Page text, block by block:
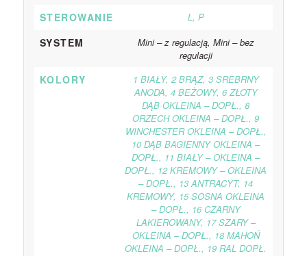
STEROWANIE L, P
SYSTEM
Mini – z regulacją, Mini – bez
regulacji
KOLORY
1 BIAŁY, 2 BRĄZ, 3 SREBRNY
ANODA, 4 BEŻOWY, 6 ZŁOTY
DĄB OKLEINA – DOPŁ., 8
ORZECH OKLEINA – DOPŁ., 9
WINCHESTER OKLEINA – DOPŁ.,
10 DĄB BAGIENNY OKLEINA –
DOPŁ., 11 BIAŁY – OKLEINA –
DOPŁ., 12 KREMOWY – OKLEINA
– DOPŁ., 13 ANTRACYT, 14
KREMOWY, 15 SOSNA OKLEINA
– DOPŁ., 16 CZARNY
LAKIEROWANY, 17 SZARY –
OKLEINA – DOPŁ., 18 MAHOŃ
OKLEINA – DOPŁ., 19 RAL DOPŁ.